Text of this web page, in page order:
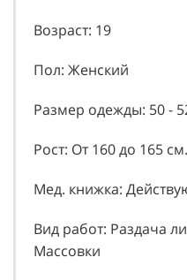
Возраст: 19
Пол: Женский
Размер одежды: 50 -
Рост: От 160 до 165 см.
Мед. книжка:
Вид работ: Раздача
Массовки